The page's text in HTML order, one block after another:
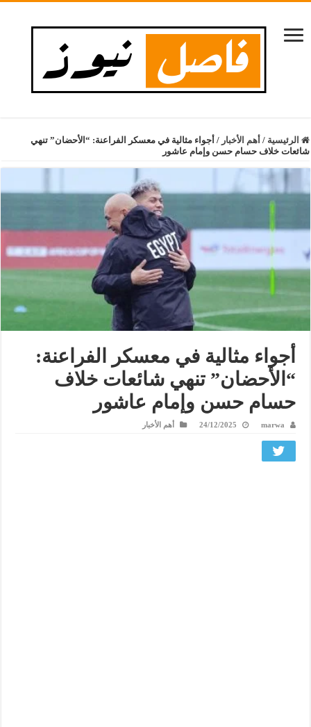
الرئيسية / أهم الأخبار / أجواء مثالية في معسكر الفراعنة: “الأحضان” تنهي
شائعات خلاف حسام حسن وإمام عاشور
أجواء مثالية في معسكر الفراعنة:
“الأحضان” تنهي شائعات خلاف
حسام حسن وإمام عاشور
marwa
24/12/2025 أهم الأخبار